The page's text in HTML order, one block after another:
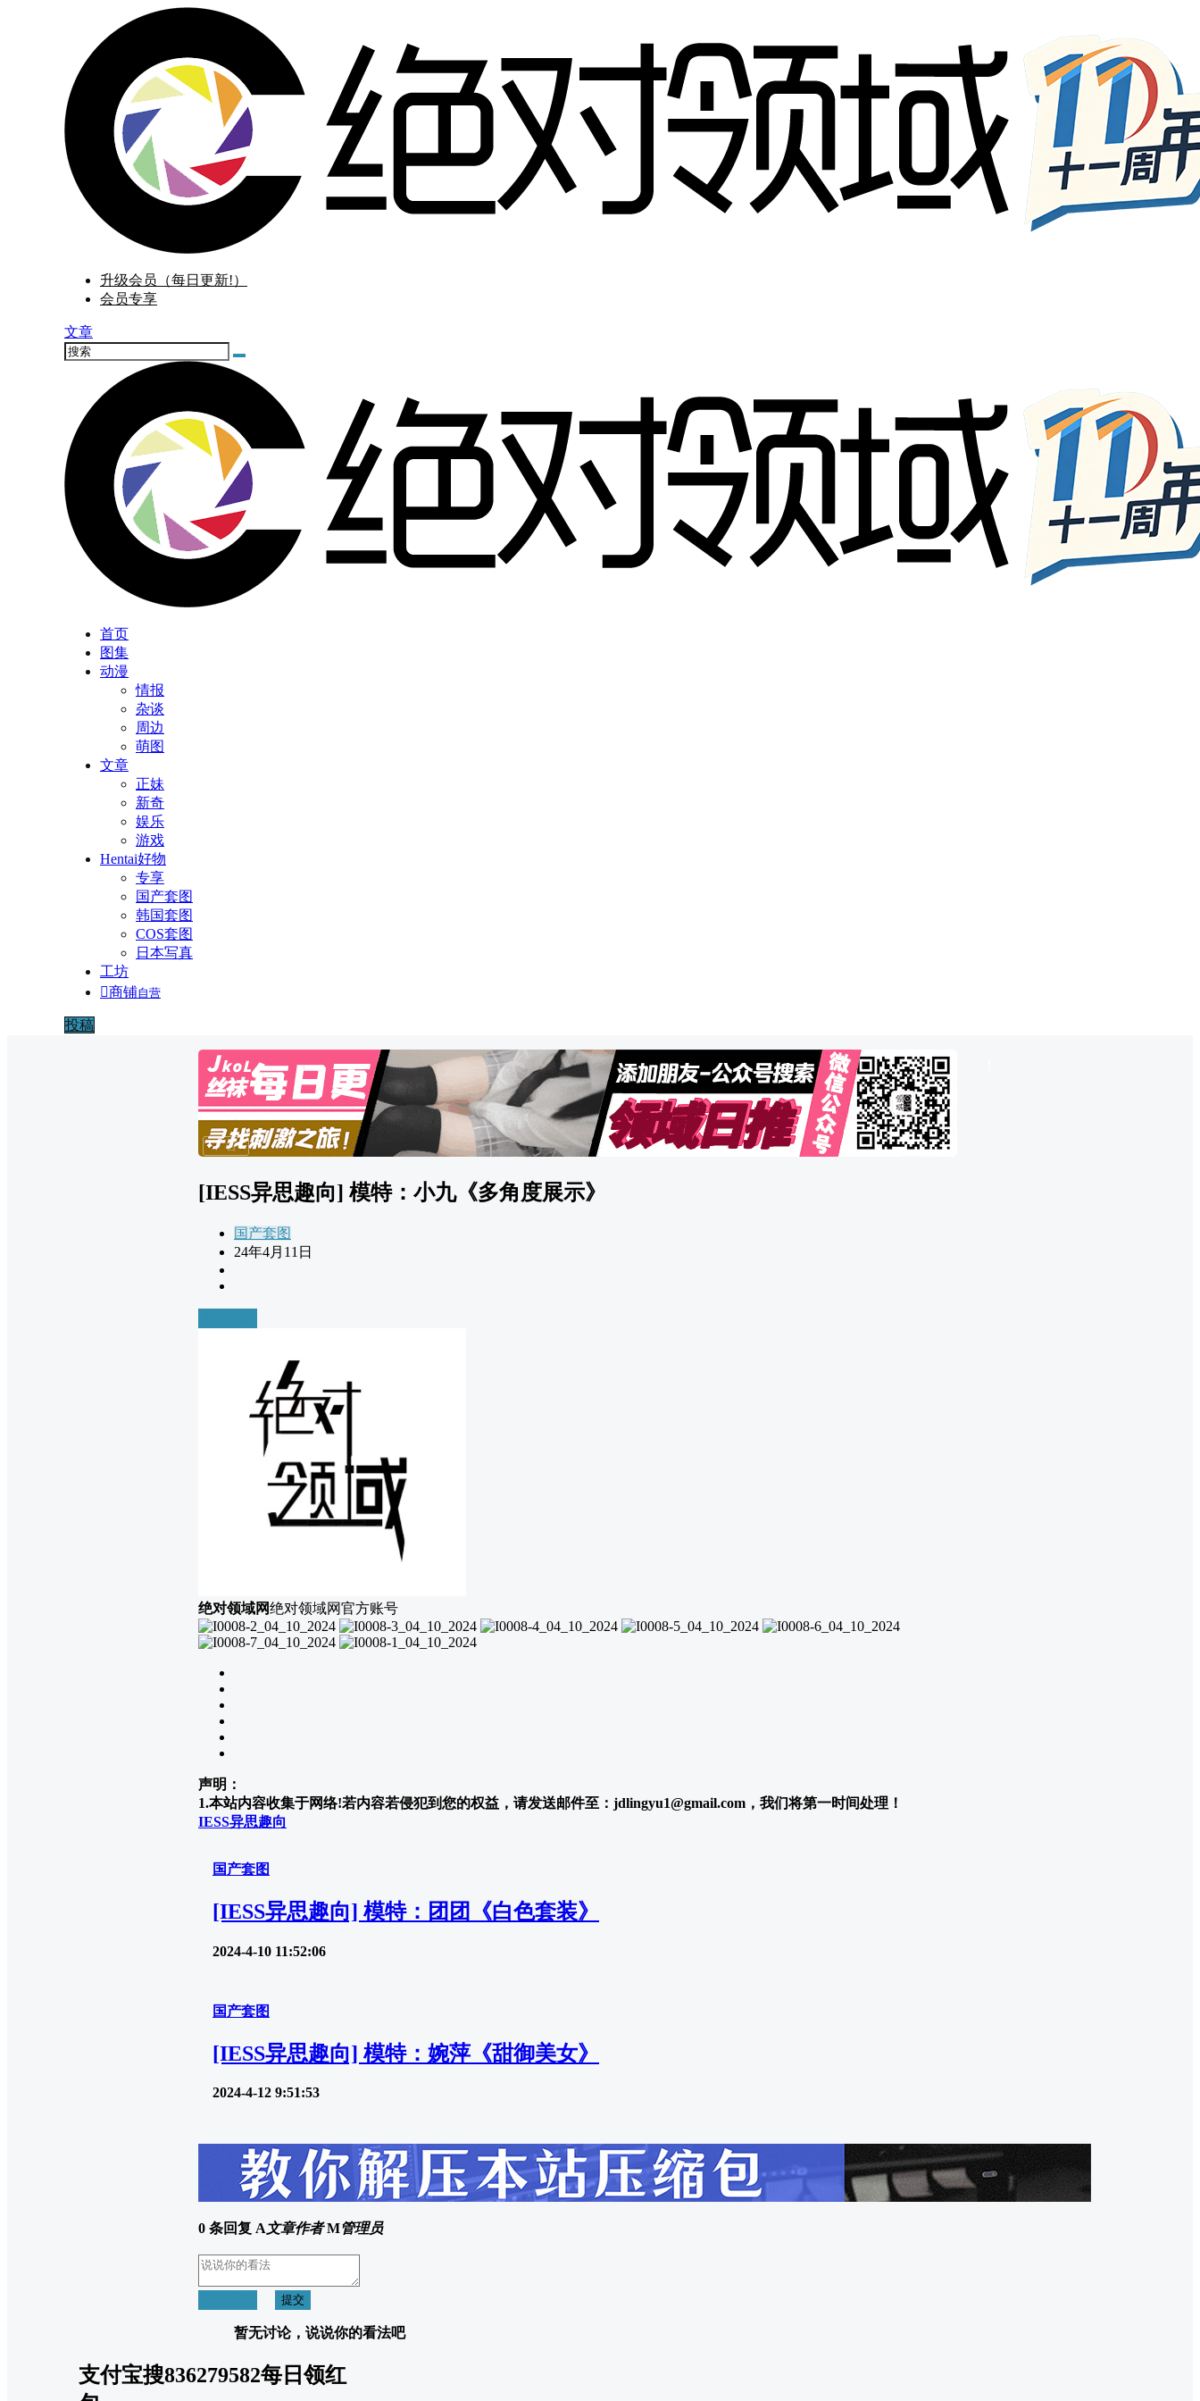
升级会员（每日更新!）
会员专享
文章
首页
图集
动漫
情报
杂谈
周边
萌图
文章
正妹
新奇
娱乐
游戏
Hentai好物
专享
国产套图
韩国套图
COS套图
日本写真
工坊
商铺自营
投稿
广告
[IESS异思趣向] 模特：小九《多角度展示》
国产套图
24年4月11日
绝对领域网绝对领域网官方账号
声明：
1.本站内容收集于网络!若内容若侵犯到您的权益，请发送邮件至：jdlingyu1@gmail.com，我们将第一时间处理！
IESS异思趣向
国产套图
[IESS异思趣向] 模特：团团《白色套装》
2024-4-10 11:52:06
国产套图
[IESS异思趣向] 模特：婉萍《甜御美女》
2024-4-12 9:51:53
0 条回复 A文章作者 M管理员
提交
暂无讨论，说说你的看法吧
支付宝搜836279582每日领红